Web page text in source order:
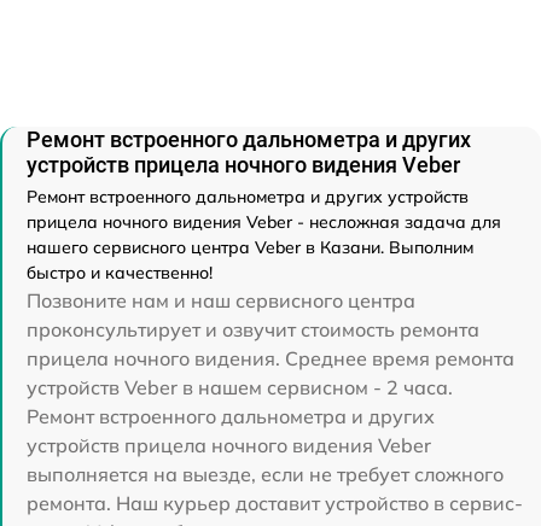
Ремонт встроенного дальнометра и других
устройств прицела ночного видения Veber
Ремонт встроенного дальнометра и других устройств
прицела ночного видения Veber - несложная задача для
нашего сервисного центра Veber в Казани. Выполним
быстро и качественно!
Позвоните нам и наш сервисного центра
проконсультирует и озвучит стоимость ремонта
прицела ночного видения. Среднее время ремонта
устройств Veber в нашем сервисном - 2 часа.
Ремонт встроенного дальнометра и других
устройств прицела ночного видения Veber
выполняется на выезде, если не требует сложного
ремонта. Наш курьер доставит устройство в сервис-